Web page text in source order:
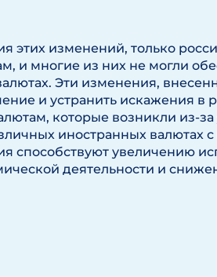
этих изменений, только
и многие из них не могли
Эти изменения,
и устранить искажения в
которые возникли из-
иностранных валютах
способствуют увеличению
деятельности и